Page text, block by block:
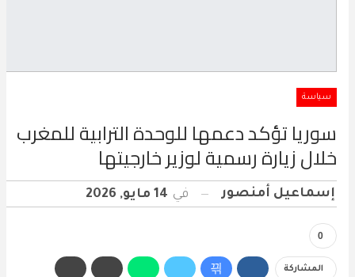
سياسة
سوريا تؤكد دعمها للوحدة الترابية للمغرب
خلال زيارة رسمية لوزير خارجيتها
إسماعيل أمنصور في 14 مايو, 2026
0
المشاركة